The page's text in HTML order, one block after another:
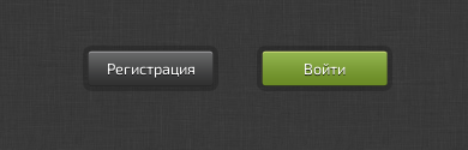
Регистрация Войти